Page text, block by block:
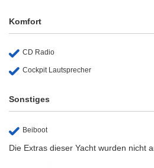
Komfort
CD Radio
Cockpit Lautsprecher
Sonstiges
Beiboot
Die Extras dieser Yacht wurden nicht